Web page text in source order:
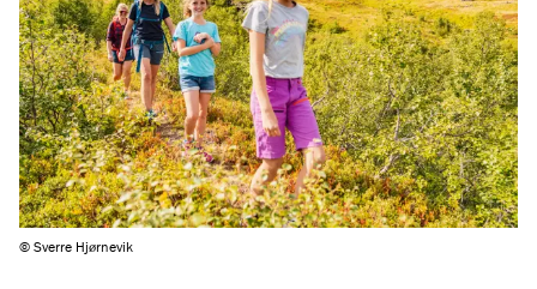
© Sverre Hjørnevik